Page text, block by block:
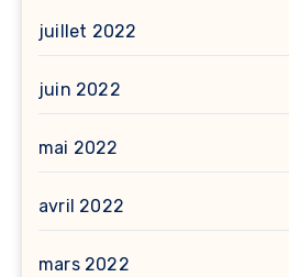
juillet 2022
juin 2022
mai 2022
avril 2022
mars 2022